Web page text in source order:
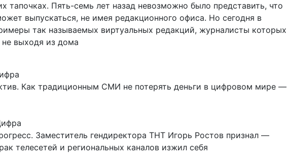
тапочках. Пять-семь лет назад невозможно было представить, что
выпускаться, не имея редакционного офиса. Но сегодня в
так называемых виртуальных редакций, журналисты которых
выходя из дома
Как традиционным СМИ не потерять деньги в цифровом мире —
Заместитель гендиректора ТНТ Игорь Роcтов признал —
телесетей и региональных каналов изжил себя